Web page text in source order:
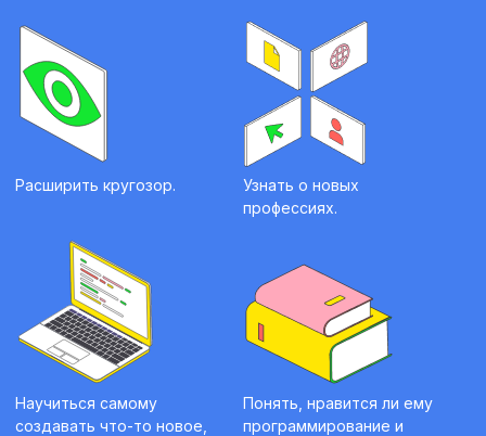
Расширить кругозор.
Узнать о новых
профессиях.
Научиться самому
создавать что-то новое,
Понять, нравится ли ему
программирование и